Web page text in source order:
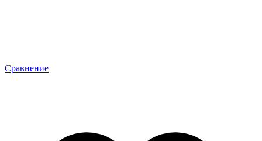
Сравнение